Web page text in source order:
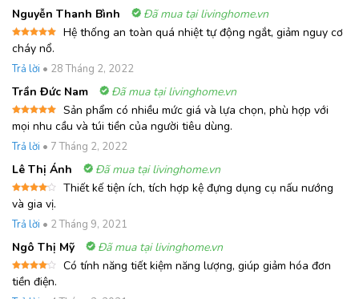
Nguyễn Thanh Bình Đã mua tại livinghome.vn
Được xếp
hạng 55
sao
Hệ thống an toàn quá nhiệt tự động ngắt, giảm nguy cơ
cháy nổ.
Trả lời • 28 Tháng 2, 2022
Trần Đức Nam Đã mua tại livinghome.vn
Được xếp
hạng 55
sao
Sản phẩm có nhiều mức giá và lựa chọn, phù hợp với
mọi nhu cầu và túi tiền của người tiêu dùng.
Trả lời • 7 Tháng 2, 2022
Lê Thị Ánh Đã mua tại livinghome.vn
Được
xếp
hạng 4
5 sao
Thiết kế tiện ích, tích hợp kệ đựng dụng cụ nấu nướng
và gia vị.
Trả lời • 2 Tháng 9, 2021
Ngô Thị Mỹ Đã mua tại livinghome.vn
Được
xếp
hạng 4
Có tính năng tiết kiệm năng lượng, giúp giảm hóa đơn
tiền điện.